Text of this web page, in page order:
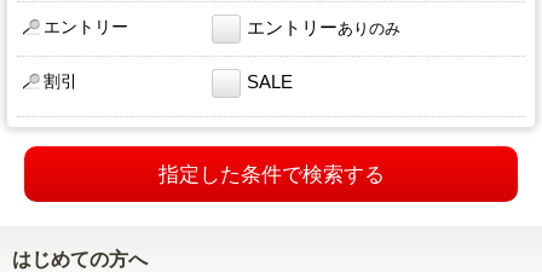
エントリー エントリーありのみ
割引 SALE
指定した条件で検索する
はじめての方へ